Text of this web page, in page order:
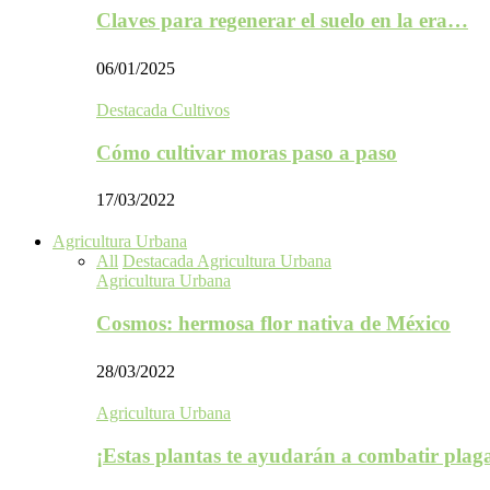
Claves para regenerar el suelo en la era…
06/01/2025
Destacada Cultivos
Cómo cultivar moras paso a paso
17/03/2022
Agricultura Urbana
All Destacada Agricultura Urbana
Agricultura Urbana
Cosmos: hermosa flor nativa de México
28/03/2022
Agricultura Urbana
¡Estas plantas te ayudarán a combatir